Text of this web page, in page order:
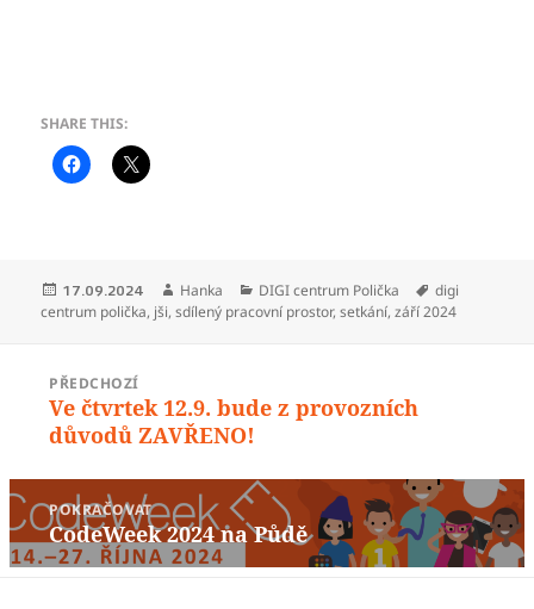
SHARE THIS:
Publikováno:
17.09.2024 Autor:
Hanka Rubriky:
DIGI centrum Polička Štítky:
digi
centrum polička, jši,sdílený pracovní prostor,setkání,září 2024
příspěvek
PŘEDCHOZÍ
Předchozí
příspěvek:
Ve čtvrtek 12.9. bude z provozních
důvodů ZAVŘENO!
POKRAČOVAT
Následující
příspěvek:
CodeWeek 2024 na Půdě